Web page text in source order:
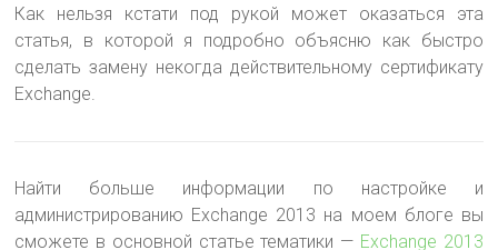
Как нельзя кстати под рукой может оказаться эта
статья, в которой я подробно объясню как быстро
сделать замену некогда действительному сертификату
Exchange.
Найти больше информации по настройке и
администрированию Exchange 2013 на моем блоге вы
сможете в основной статье тематики — Exchange 2013